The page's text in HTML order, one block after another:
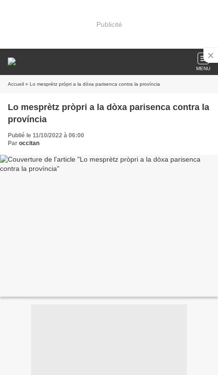
Publicité
MENU
Accueil » Lo mesprètz pròpri a la dòxa parisenca contra la província
Lo mesprètz pròpri a la dòxa parisenca contra la
província
Publié le 11/10/2022 à 06:00
Par occitan